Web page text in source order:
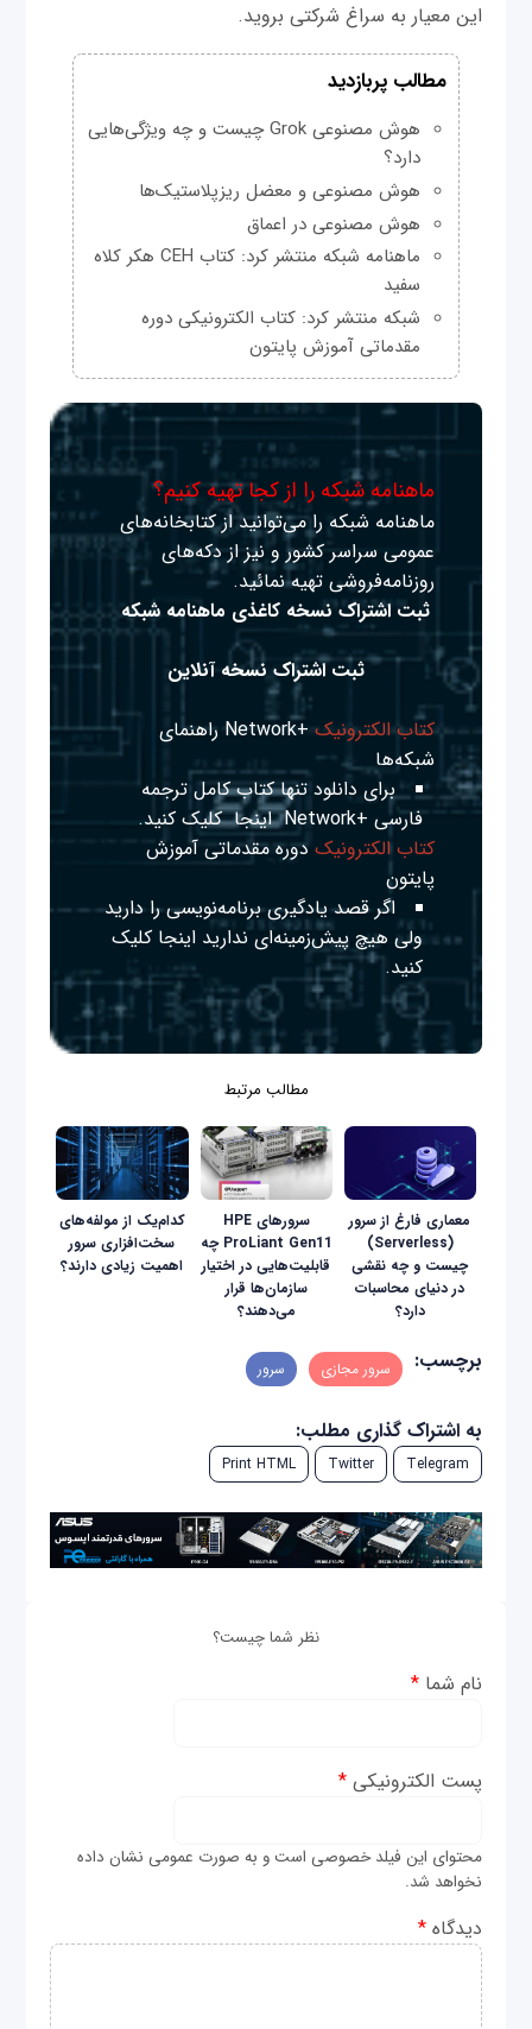
این معیار به سراغ شرکتی بروید.
مطالب پربازدید
هوش مصنوعی Grok چیست و چه ویژگی‌هایی
دارد؟
هوش مصنوعی و معضل ریزپلاستیک‌ها
هوش مصنوعی در اعماق
ماهنامه شبکه منتشر کرد: کتاب CEH هکر کلاه
سفید
شبکه منتشر کرد: کتاب الکترونیکی دوره
مقدماتی آموزش پایتون
ماهنامه شبکه را از کجا تهیه کنیم؟
ماهنامه شبکه را می‌توانید از کتابخانه‌های
عمومی سراسر کشور و نیز از دکه‌های
روزنامه‌فروشی تهیه نمائید.
ثبت اشتراک نسخه کاغذی ماهنامه شبکه
ثبت اشتراک نسخه آنلاین
کتاب الکترونیک
+Network راهنمای
شبکه‌ها
برای دانلود تنها کتاب کامل ترجمه
فارسی +Network
اینجا کلیک کنید.
کتاب الکترونیک دوره مقدماتی آموزش
پایتون
اگر قصد یادگیری برنامه‌نویسی را دارید
ولی هیچ پیش‌زمینه‌ای نداریداینجا کلیک
کنید.
مطالب مرتبط
معماری فارغ از سرور
(Serverless)
چیست و چه نقشی
در دنیای محاسبات
دارد؟
سرورهای HPE
ProLiant Gen11 چه
قابلیت‌هایی در اختیار
سازمان‌ها قرار
می‌دهند؟
کدام‌یک از مولفه‌های
سخت‌افزاری سرور
اهمیت زیادی دارند؟
برچسب: سرور مجازی سرور
به اشتراک گذاری مطلب:
Telegram
Twitter
Print HTML
نظر شما چیست؟
نام شما*
پست الکترونیکی*
محتوای این فیلد خصوصی است و به صورت عمومی نشان داده
نخواهد شد.
دیدگاه*